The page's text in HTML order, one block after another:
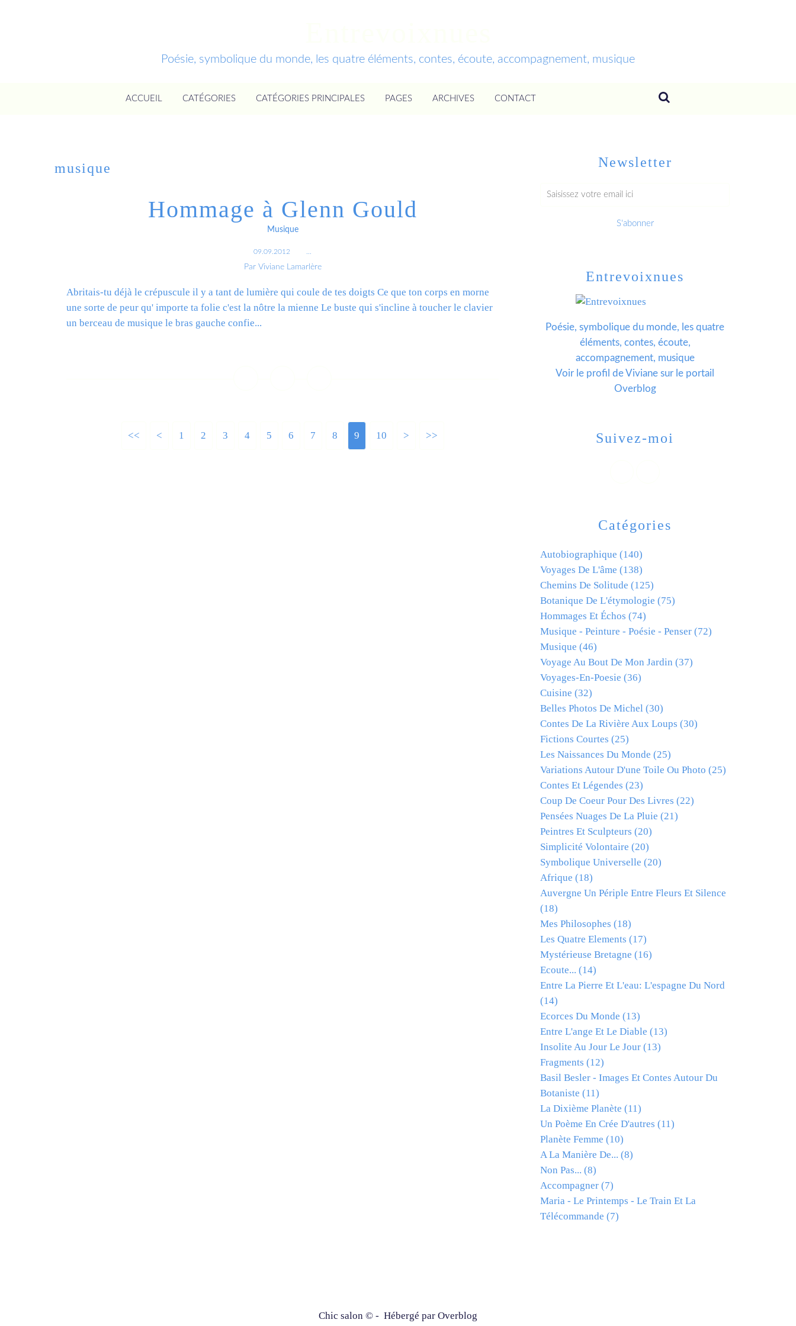
Poésie, symbolique du monde, les quatre éléments, contes, écoute, accompagnement, musique
ACCUEIL CATÉGORIES CATÉGORIES PRINCIPALES PAGES ARCHIVES CONTACT
musique
Hommage à Glenn Gould
Musique
09.09.2012
Par Viviane Lamarlère
Abritais-tu déjà le crépuscule il y a tant de lumière qui coule de tes doigts Ce que ton corps en morne
une sorte de peur qu' importe ta folie c'est la nôtre la mienne Le buste qui s'incline à toucher le clavier
un berceau de musique le bras gauche confie...
<< < 1 2 3 4 5 6 7 8 9 10 20
30
40
> >>
Newsletter
Catégories
Autobiographique (140)
Voyages De L'âme (138)
Chemins De Solitude (125)
Botanique De L'étymologie (75)
Hommages Et Échos (74)
Musique - Peinture - Poésie - Penser (72)
Musique (46)
Voyage Au Bout De Mon Jardin (37)
Voyages-En-Poesie (36)
Cuisine (32)
Belles Photos De Michel (30)
Contes De La Rivière Aux Loups (30)
Fictions Courtes (25)
Les Naissances Du Monde (25)
Variations Autour D'une Toile Ou Photo (25)
Contes Et Légendes (23)
Coup De Coeur Pour Des Livres (22)
Pensées Nuages De La Pluie (21)
Peintres Et Sculpteurs (20)
Simplicité Volontaire (20)
Symbolique Universelle (20)
Afrique (18)
Auvergne Un Périple Entre Fleurs Et Silence
(18)
Mes Philosophes (18)
Les Quatre Elements (17)
Mystérieuse Bretagne (16)
Ecoute... (14)
Entre La Pierre Et L'eau: L'espagne Du Nord
(14)
Ecorces Du Monde (13)
Entre L'ange Et Le Diable (13)
Insolite Au Jour Le Jour (13)
Fragments (12)
Basil Besler - Images Et Contes Autour Du
Botaniste (11)
La Dixième Planète (11)
Un Poème En Crée D'autres (11)
Planète Femme (10)
A La Manière De... (8)
Non Pas... (8)
Accompagner (7)
Maria - Le Printemps - Le Train Et La
Télécommande (7)
Entrevoixnues
Poésie, symbolique du monde, les quatre
éléments, contes, écoute,
accompagnement, musique
Voir le profil deViviane sur le portail
Overblog
Suivez-moi
Chic salon © - Hébergé par Overblog